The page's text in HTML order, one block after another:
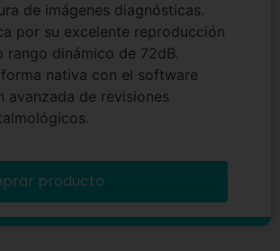
de imágenes diagnósticas.
por su excelente reproducción
rango dinámico de 72dB.
nativa con el software
avanzada de revisiones
producto